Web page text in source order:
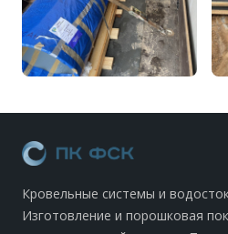
Кровельные системы и
Изготовление и порошковая